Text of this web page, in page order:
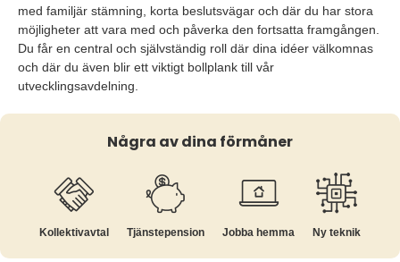
med familjär stämning, korta beslutsvägar och där du har stora
möjligheter att vara med och påverka den fortsatta framgången.
Du får en central och självständig roll där dina idéer välkomnas
och där du även blir ett viktigt bollplank till vår
utvecklingsavdelning.
Några av dina förmåner
Kollektiv­avtal Tjänste­pension Jobba hemma Ny teknik